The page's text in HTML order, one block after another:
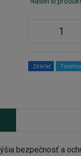
Zdieľať
bezpečnosť a